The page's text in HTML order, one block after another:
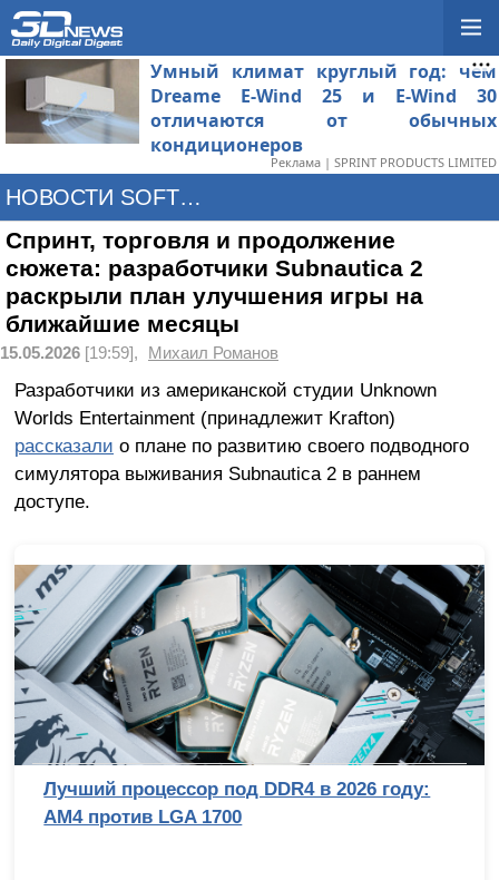
Умный климат круглый год: чем
Dreame E-Wind 25 и E-Wind 30
отличаются от обычных
кондиционеров
Реклама | SPRINT PRODUCTS LIMITED
НОВОСТИ SOFTWARE
Спринт, торговля и продолжение
сюжета: разработчики Subnautica 2
раскрыли план улучшения игры на
ближайшие месяцы
15.05.2026 [19:59], Михаил Романов
Разработчики из американской студии Unknown
Worlds Entertainment (принадлежит Krafton)
рассказали о плане по развитию своего подводного
симулятора выживания Subnautica 2 в раннем
доступе.
Лучший процессор под DDR4 в 2026 году:
AM4 против LGA 1700